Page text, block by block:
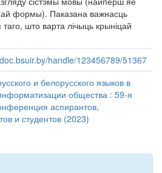
формы). Паказана важнасць
што варта лічыць крыніцай
handle/123456789/51367
и белорусского языков в
общества : 59-я
аспирантов,
и студентов (2023)